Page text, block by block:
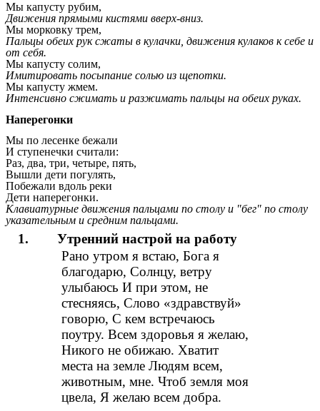
Мы капусту рубим,
Движения прямыми кистями вверх-вниз.
Мы морковку трем,
Пальцы обеих рук сжаты в кулачки, движения кулаков к себе и
от себя.
Мы капусту солим,
Имитировать посыпание солью из щепотки.
Мы капусту жмем.
Интенсивно сжимать и разжимать пальцы на обеих руках.
Наперегонки
Мы по лесенке бежали
И ступенечки считали:
Раз, два, три, четыре, пять,
Вышли дети погулять,
Побежали вдоль реки
Дети наперегонки.
Клавиатурные движения пальцами по столу и "бег" по столу
указательным и средним пальцами.
1. Утренний настрой на работу
Рано утром я встаю, Бога я
благодарю, Солнцу, ветру
улыбаюсь И при этом, не
стесняясь, Слово «здравствуй»
говорю, С кем встречаюсь
поутру. Всем здоровья я желаю,
Никого не обижаю. Хватит
места на земле Людям всем,
животным, мне. Чтоб земля моя
цвела, Я желаю всем добра.